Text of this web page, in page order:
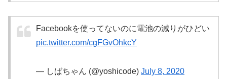
Facebookを使ってないのに電池の減りがひどい
pic.twitter.com/cgFGvOhkcY
— しばちゃん (@yoshicode) July 8, 2020